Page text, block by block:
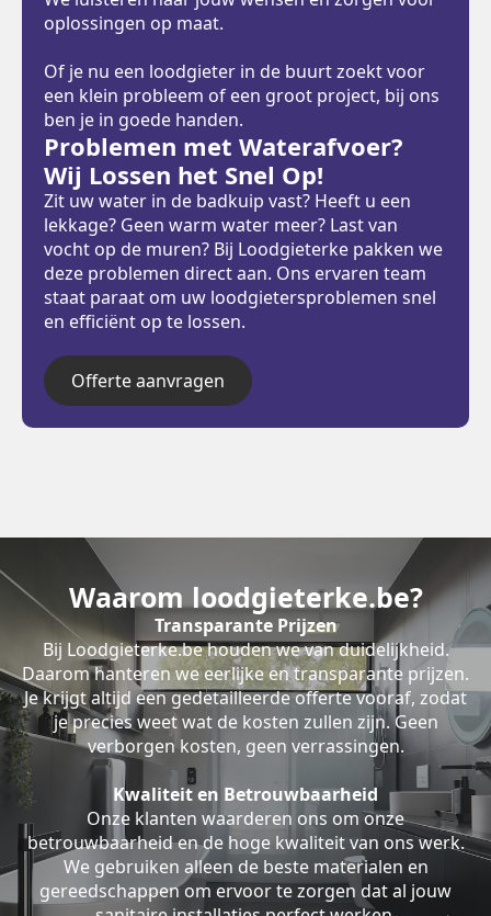
oplossingen op maat.
Of je nu een loodgieter in de buurt zoekt voor
een klein probleem of een groot project, bij ons
ben je in goede handen.
Problemen met Waterafvoer?
Wij Lossen het Snel Op!
Zit uw water in de badkuip vast? Heeft u een
lekkage? Geen warm water meer? Last van
vocht op de muren? Bij Loodgieterke pakken we
deze problemen direct aan. Ons ervaren team
staat paraat om uw loodgietersproblemen snel
en efficiënt op te lossen.
Offerte aanvragen
Waarom loodgieterke.be?
Transparante Prijzen
Bij Loodgieterke.be houden we van duidelijkheid.
Daarom hanteren we eerlijke en transparante prijzen.
Je krijgt altijd een gedetailleerde offerte vooraf, zodat
je precies weet wat de kosten zullen zijn. Geen
verborgen kosten, geen verrassingen.
Kwaliteit en Betrouwbaarheid
Onze klanten waarderen ons om onze
betrouwbaarheid en de hoge kwaliteit van ons werk.
We gebruiken alleen de beste materialen en
gereedschappen om ervoor te zorgen dat al jouw